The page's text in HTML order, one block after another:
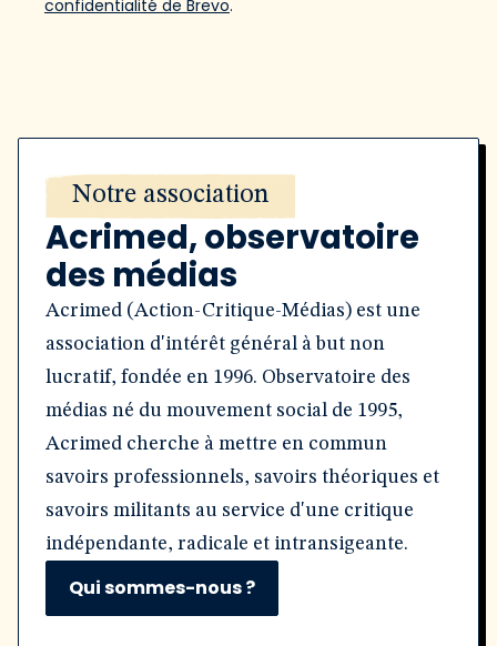
confidentialité de Brevo.
Notre association
Acrimed, observatoire
des médias
Acrimed (Action-Critique-Médias) est une
association d'intérêt général à but non
lucratif, fondée en 1996. Observatoire des
médias né du mouvement social de 1995,
Acrimed cherche à mettre en commun
savoirs professionnels, savoirs théoriques et
savoirs militants au service d'une critique
indépendante, radicale et intransigeante.
Qui sommes-nous ?